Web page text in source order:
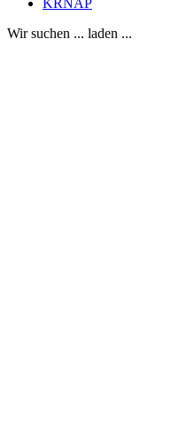
Wir suchen ... laden ...